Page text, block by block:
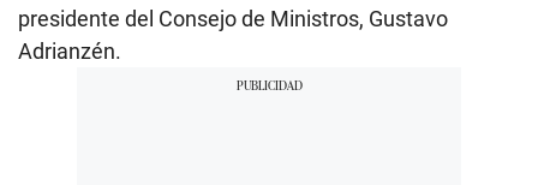
presidente del Consejo de Ministros, Gustavo
Adrianzén.